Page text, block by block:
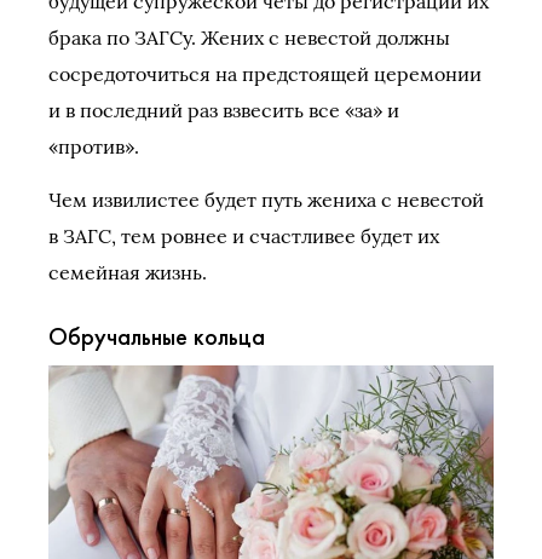
брака по ЗАГСу. Жених с невестой должны
сосредоточиться на предстоящей церемонии
и в последний раз взвесить все «за» и
«против».
Чем извилистее будет путь жениха с невестой
в ЗАГС, тем ровнее и счастливее будет их
семейная жизнь.
Обручальные кольца